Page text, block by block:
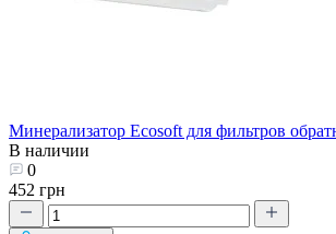
Минерализатор Ecosoft для фильтров
В наличии
0
452 грн